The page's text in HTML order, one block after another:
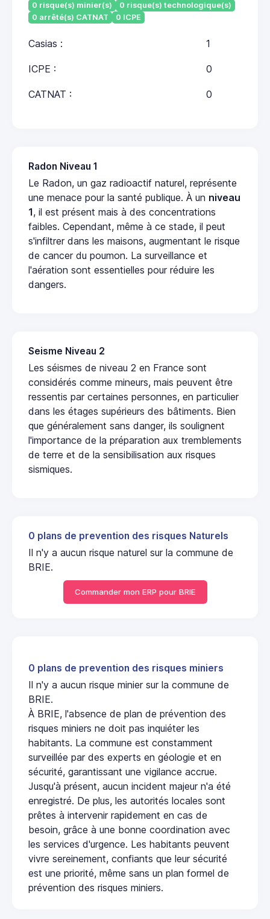
0 risque(s) minier(s)
0 risque(s) technologique(s)
0 arrêté(s) CATNAT
0 ICPE
Casias : 1
ICPE : 0
CATNAT : 0
Radon Niveau 1
Le Radon, un gaz radioactif naturel, représente
une menace pour la santé publique. À un niveau
1, il est présent mais à des concentrations
faibles. Cependant, même à ce stade, il peut
s'infiltrer dans les maisons, augmentant le risque
de cancer du poumon. La surveillance et
l'aération sont essentielles pour réduire les
dangers.
Seisme Niveau 2
Les séismes de niveau 2 en France sont
considérés comme mineurs, mais peuvent être
ressentis par certaines personnes, en particulier
dans les étages supérieurs des bâtiments. Bien
que généralement sans danger, ils soulignent
l'importance de la préparation aux tremblements
de terre et de la sensibilisation aux risques
sismiques.
0 plans de prevention des risques Naturels
Il n'y a aucun risque naturel sur la commune de
BRIE.
Commander mon ERP pour BRIE
0 plans de prevention des risques miniers
Il n'y a aucun risque minier sur la commune de
BRIE.
À BRIE, l'absence de plan de prévention des
risques miniers ne doit pas inquiéter les
habitants. La commune est constamment
surveillée par des experts en géologie et en
sécurité, garantissant une vigilance accrue.
Jusqu'à présent, aucun incident majeur n'a été
enregistré. De plus, les autorités locales sont
prêtes à intervenir rapidement en cas de
besoin, grâce à une bonne coordination avec
les services d'urgence. Les habitants peuvent
vivre sereinement, confiants que leur sécurité
est une priorité, même sans un plan formel de
prévention des risques miniers.